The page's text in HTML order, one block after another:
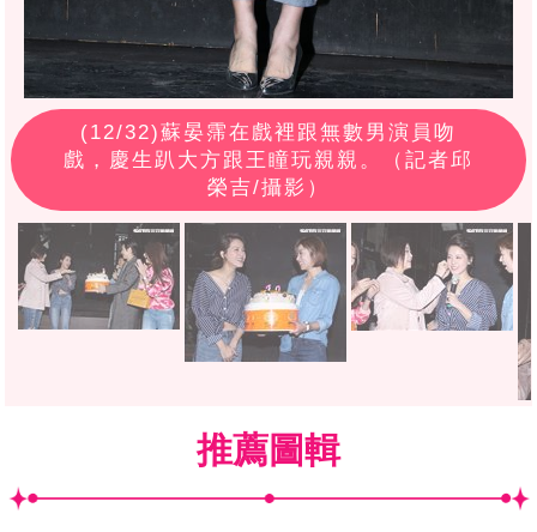
(12/32)蘇晏霈在戲裡跟無數男演員吻
戲，慶生趴大方跟王瞳玩親親。（記者邱
榮吉/攝影）
推薦圖輯